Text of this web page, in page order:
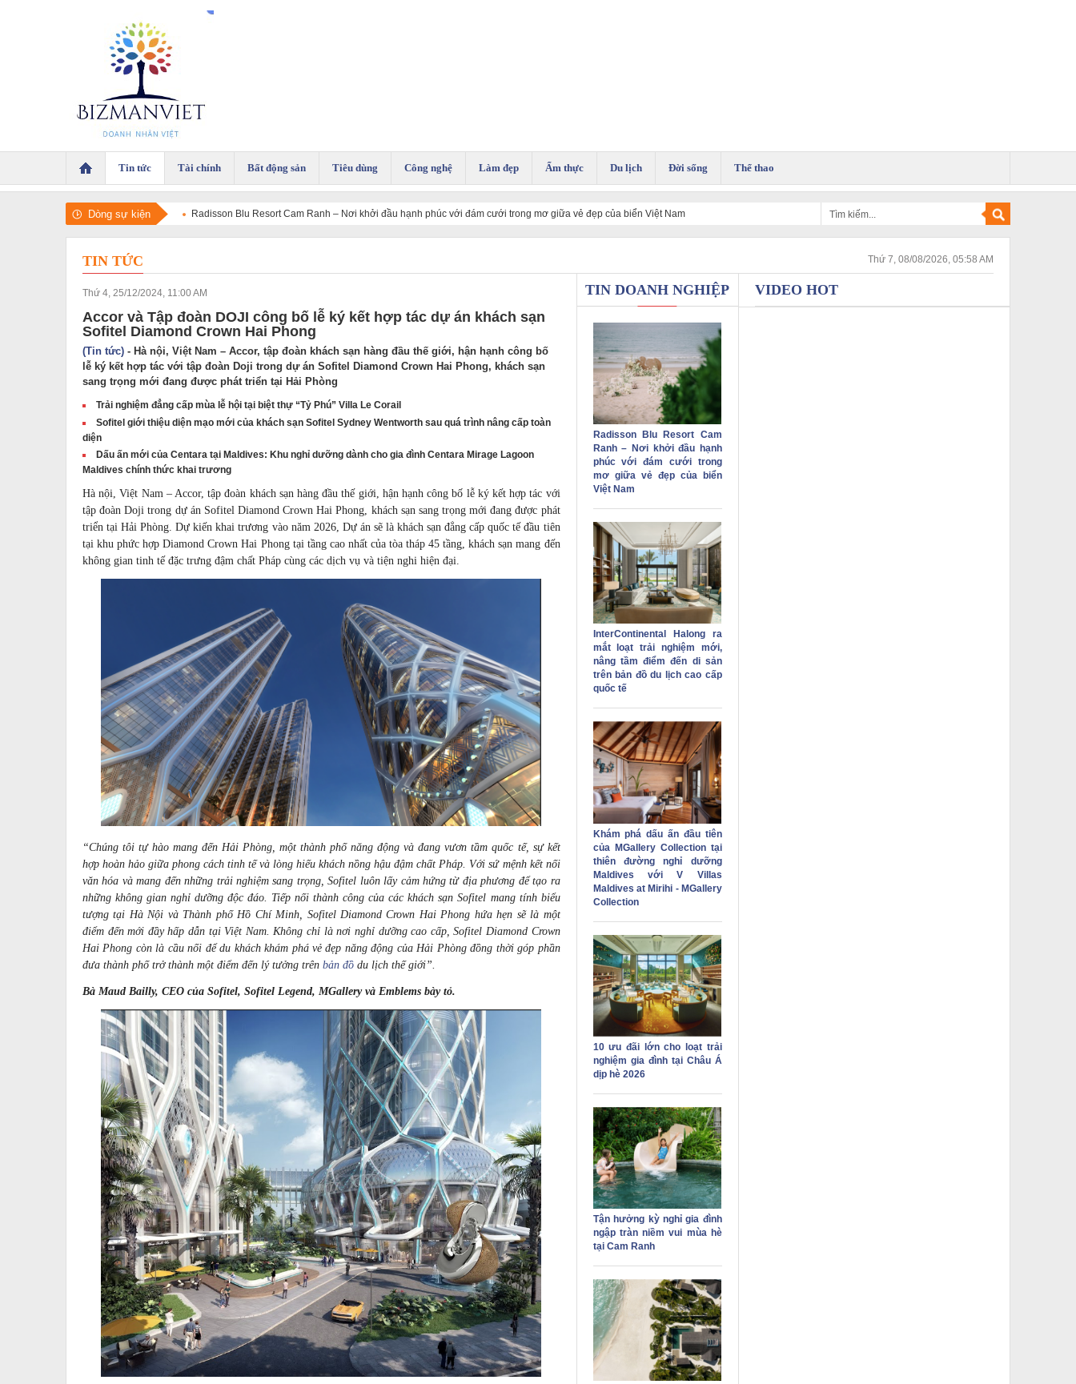
Tin tức Tài chính Bất động sản Tiêu dùng Công nghệ Làm đẹp Ẩm thực Du lịch Đời sống Thể thao
Dòng sự kiện Radisson Blu Resort Cam Ranh – Nơi khởi đầu hạnh phúc với đám cưới trong mơ giữa vẻ đẹp của biển Việt Nam
TIN TỨC Thứ 7, 08/08/2026, 05:58 AM
Thứ 4, 25/12/2024, 11:00 AM
Accor và Tập đoàn DOJI công bố lễ ký kết hợp tác dự án khách sạn
Sofitel Diamond Crown Hai Phong
(Tin tức) - Hà nội, Việt Nam – Accor, tập đoàn khách sạn hàng đầu thế giới, hận hạnh công bố
lễ ký kết hợp tác với tập đoàn Doji trong dự án Sofitel Diamond Crown Hai Phong, khách sạn
sang trọng mới đang được phát triển tại Hải Phòng
Trải nghiệm đẳng cấp mùa lễ hội tại biệt thự “Tỷ Phú” Villa Le Corail
Sofitel giới thiệu diện mạo mới của khách sạn Sofitel Sydney Wentworth sau quá trình nâng cấp toàn
diện
Dấu ấn mới của Centara tại Maldives: Khu nghỉ dưỡng dành cho gia đình Centara Mirage Lagoon
Maldives chính thức khai trương
Hà nội, Việt Nam – Accor, tập đoàn khách sạn hàng đầu thế giới, hận hạnh công bố lễ ký kết hợp tác với
tập đoàn Doji trong dự án Sofitel Diamond Crown Hai Phong, khách sạn sang trọng mới đang được phát
triển tại Hải Phòng. Dự kiến khai trương vào năm 2026, Dự án sẽ là khách sạn đẳng cấp quốc tế đầu tiên
tại khu phức hợp Diamond Crown Hai Phong tại tầng cao nhất của tòa tháp 45 tầng, khách sạn mang đến
không gian tinh tế đặc trưng đậm chất Pháp cùng các dịch vụ và tiện nghi hiện đại.
“Chúng tôi tự hào mang đến Hải Phòng, một thành phố năng động và đang vươn tầm quốc tế, sự kết
hợp hoàn hảo giữa phong cách tinh tế và lòng hiếu khách nồng hậu đậm chất Pháp. Với sứ mệnh kết nối
văn hóa và mang đến những trải nghiệm sang trọng, Sofitel luôn lấy cảm hứng từ địa phương để tạo ra
những không gian nghỉ dưỡng độc đáo. Tiếp nối thành công của các khách sạn Sofitel mang tính biểu
tượng tại Hà Nội và Thành phố Hồ Chí Minh, Sofitel Diamond Crown Hai Phong hứa hẹn sẽ là một
điểm đến mới đầy hấp dẫn tại Việt Nam. Không chỉ là nơi nghỉ dưỡng cao cấp, Sofitel Diamond Crown
Hai Phong còn là cầu nối để du khách khám phá vẻ đẹp năng động của Hải Phòng đồng thời góp phần
đưa thành phố trở thành một điểm đến lý tưởng trên bản đồ du lịch thế giới”.
Bà Maud Bailly, CEO của Sofitel, Sofitel Legend, MGallery và Emblems bày tỏ.
TIN DOANH NGHIỆP
Radisson Blu Resort Cam
Ranh – Nơi khởi đầu hạnh
phúc với đám cưới trong
mơ giữa vẻ đẹp của biển
Việt Nam
InterContinental Halong ra
mắt loạt trải nghiệm mới,
nâng tầm điểm đến di sản
trên bản đồ du lịch cao cấp
quốc tế
Khám phá dấu ấn đầu tiên
của MGallery Collection tại
thiên đường nghỉ dưỡng
Maldives với V Villas
Maldives at Mirihi - MGallery
Collection
10 ưu đãi lớn cho loạt trải
nghiệm gia đình tại Châu Á
dịp hè 2026
Tận hưởng kỳ nghỉ gia đình
ngập tràn niềm vui mùa hè
tại Cam Ranh
VIDEO HOT